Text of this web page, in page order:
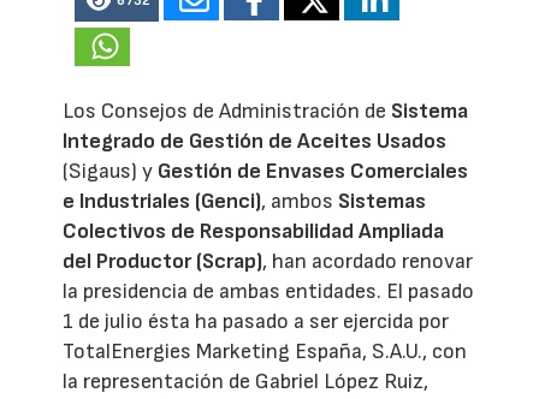
Los Consejos de Administración de Sistema
Integrado de Gestión de Aceites Usados
(Sigaus) y Gestión de Envases Comerciales
e Industriales (Genci), ambos Sistemas
Colectivos de Responsabilidad Ampliada
del Productor (Scrap), han acordado renovar
la presidencia de ambas entidades. El pasado
1 de julio ésta ha pasado a ser ejercida por
TotalEnergies Marketing España, S.A.U., con
la representación de Gabriel López Ruiz,